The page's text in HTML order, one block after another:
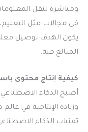
ومباشرة لنقل
في مجالات مثل التعليم،
يكون الهدف توصيل
المبالغ فيه.
كيفية إنتاج محتوى
أصبح الذكاء
وزيادة الإنتاجية في
تقنيات الذكاء